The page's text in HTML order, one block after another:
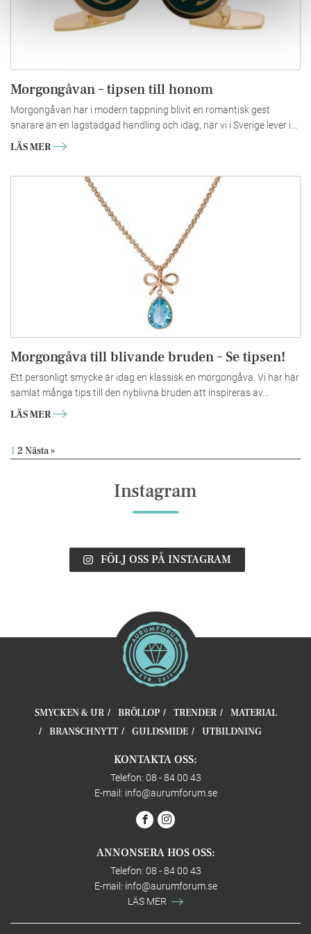
Morgongåvan – tipsen till honom
Morgongåvan har i modern tappning blivit en romantisk gest
snarare än en lagstadgad handling och idag, när vi i Sverige lever i...
LÄS MER
Morgongåva till blivande bruden – Se tipsen!
Ett personligt smycke är idag en klassisk en morgongåva. Vi har här
samlat många tips till den nyblivna bruden att inspireras av...
LÄS MER
1 2 Nästa »
Instagram
FÖLJ OSS PÅ INSTAGRAM
SMYCKEN & UR BRÖLLOP TRENDER
MATERIAL
BRANSCHNYTT
GULDSMIDE UTBILDNING
KONTAKTA OSS:
Telefon: 08 - 84 00 43
E-mail: info@aurumforum.se
ANNONSERA HOS OSS:
Telefon: 08 - 84 00 43
E-mail: info@aurumforum.se
LÄS MER